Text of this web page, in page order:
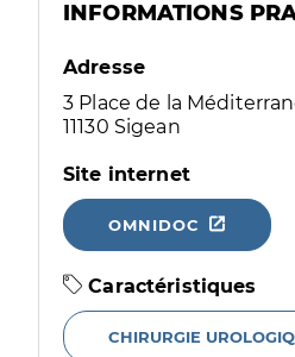
INFORMATIONS
Adresse
3 Place de la
11130 Sigean
Site internet
OMNIDOC
Caractéristiques
CHIRURGIE